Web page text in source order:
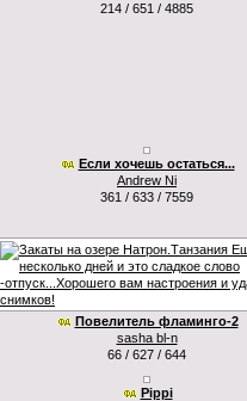
214 / 651 / 4885
Если хочешь остаться...
Andrew Ni
361 / 633 / 7559
Повелитель фламинго-2
sasha bl-n
66 / 627 / 644
Pippi